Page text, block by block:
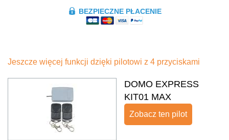
BEZPIECZNE PŁACENIE
Jeszcze więcej funkcji dzięki pilotowi z 4 przyciskami
DOMO EXPRESS
KIT01 MAX
Zobacz ten pilot